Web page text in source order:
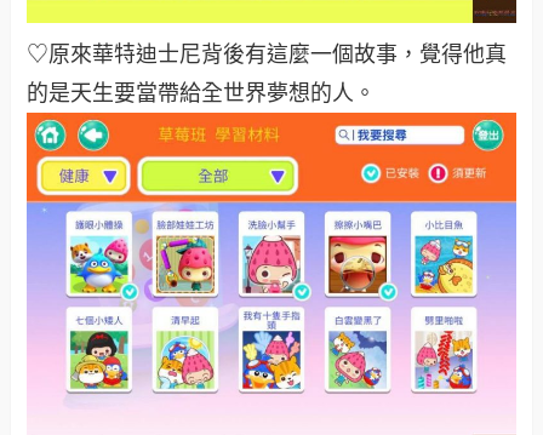
♡原來華特迪士尼背後有這麼一個故事，覺得他真
的是天生要當帶給全世界夢想的人。